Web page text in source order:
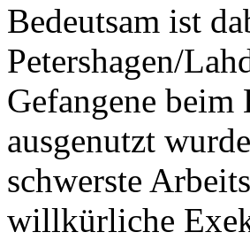
Bedeutsam ist
Petershagen/
Gefangene
ausgenutzt
schwerste
willkürliche